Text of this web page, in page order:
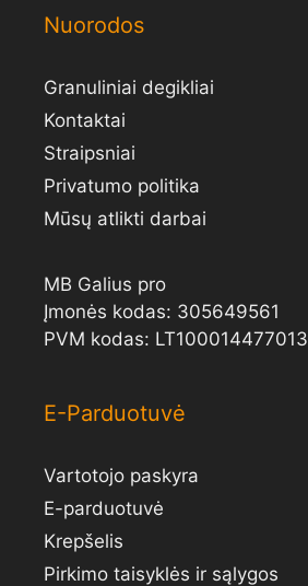
Nuorodos
Granuliniai degikliai
Kontaktai
Straipsniai
Privatumo politika
Mūsų atlikti darbai
MB Galius pro
Įmonės kodas: 305649561
PVM kodas: LT100014477013
E-Parduotuvė
Vartotojo paskyra
E-parduotuvė
Krepšelis
Pirkimo taisyklės ir sąlygos